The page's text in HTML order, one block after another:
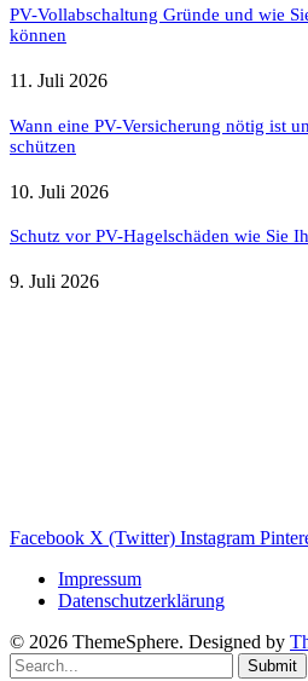
PV-Vollabschaltung Gründe und wie
können
11. Juli 2026
Wann eine PV-Versicherung nötig ist
schützen
10. Juli 2026
Schutz vor PV-Hagelschäden wie Sie
9. Juli 2026
Facebook X (Twitter) Instagram
Impressum
Datenschutzerklärung
© 2026 ThemeSphere. Designed by
Submit